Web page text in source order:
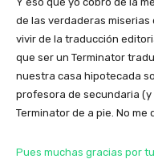
de las verdaderas
vivir de la traducción
que ser un Terminator
nuestra casa hipotecada
profesora de secundaria (y
Terminator de a pie. No me
Pues muchas gracias por